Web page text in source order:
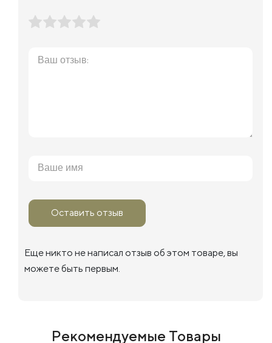
Оставить отзыв
Еще никто не написал отзыв об этом товаре, вы
можете быть первым.
Рекомендуемые Товары